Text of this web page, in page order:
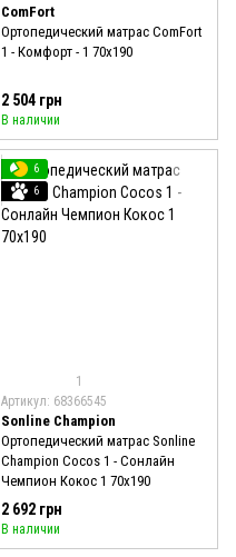
ComFort
Ортопедический матрас ComFort
1 - Комфорт - 1 70x190
2 504 грн
В наличии
6
6
1
Артикул: 68366545
Sonline Champion
Ортопедический матрас Sonline
Champion Cocos 1 - Сонлайн
Чемпион Кокос 1 70x190
2 692 грн
В наличии